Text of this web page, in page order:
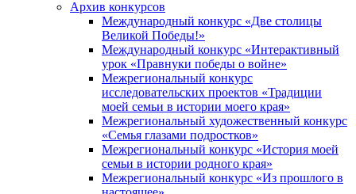
Архив конкурсов
Международный конкурс «Две столицы
Великой Победы!»
Международный конкурс «Интерактивный
урок «Правнуки победы о войне»
Межрегиональный конкурс
исследовательских проектов «Традиции
моей семьи в истории моего края»
Межрегиональный художественный конкурс
«Семья глазами подростков»
Межрегиональный конкурс «История моей
семьи в истории родного края»
Межрегиональный конкурс «Из прошлого в